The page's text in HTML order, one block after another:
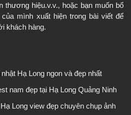
thương hiệu.v.v., hoặc bạn muốn bổ
mình xuất hiện trong bài viết để
khách hàng.
Hạ Long ngon và đẹp nhất
nam đẹp tại Hạ Long Quảng Ninh
Long view đẹp chuyên chụp ảnh